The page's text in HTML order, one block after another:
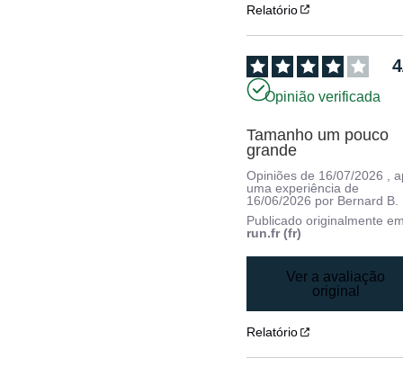
Relatório
4
Opinião verificada
Tamanho um pouco
grande
Opiniões de 16/07/2026
,
uma experiência de
16/06/2026 por Bernard B.
Publicado originalmente
run.fr (fr)
Ver a avaliação
original
Relatório